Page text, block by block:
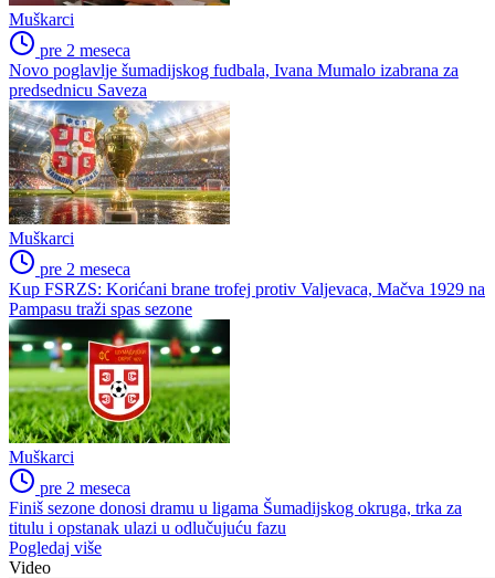
Muškarci
pre 2 meseca
Novo poglavlje šumadijskog fudbala, Ivana Mumalo izabrana za
predsednicu Saveza
Muškarci
pre 2 meseca
Kup FSRZS: Korićani brane trofej protiv Valjevaca, Mačva 1929 na
Pampasu traži spas sezone
Muškarci
pre 2 meseca
Finiš sezone donosi dramu u ligama Šumadijskog okruga, trka za
titulu i opstanak ulazi u odlučujuću fazu
Pogledaj više
Video